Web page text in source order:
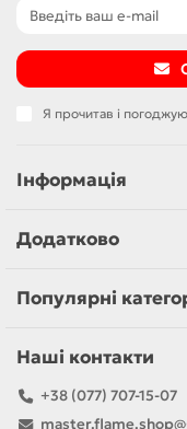
Я прочитав і
Інформація
Додатково
Популярні
Наші контакти
+38 (077) 707-15-07